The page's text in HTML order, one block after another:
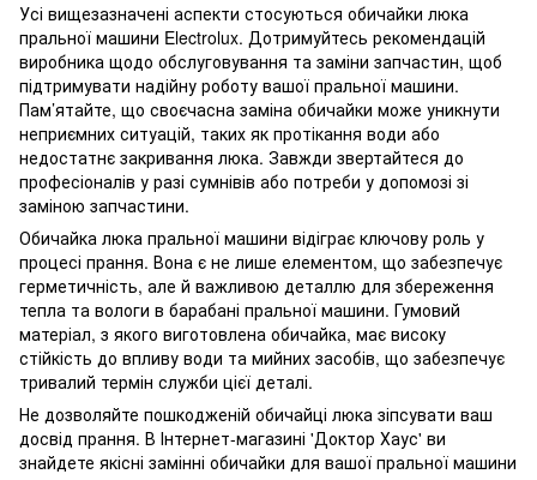
Усі вищезазначені аспекти стосуються обичайки люка
пральної машини Electrolux. Дотримуйтесь рекомендацій
виробника щодо обслуговування та заміни запчастин, щоб
підтримувати надійну роботу вашої пральної машини.
Пам’ятайте, що своєчасна заміна обичайки може уникнути
неприємних ситуацій, таких як протікання води або
недостатнє закривання люка. Завжди звертайтеся до
професіоналів у разі сумнівів або потреби у допомозі зі
заміною запчастини.
Обичайка люка пральної машини відіграє ключову роль у
процесі прання. Вона є не лише елементом, що забезпечує
герметичність, але й важливою деталлю для збереження
тепла та вологи в барабані пральної машини. Гумовий
матеріал, з якого виготовлена обичайка, має високу
стійкість до впливу води та мийних засобів, що забезпечує
тривалий термін служби цієї деталі.
Не дозволяйте пошкодженій обичайці люка зіпсувати ваш
досвід прання. В Інтернет-магазині 'Доктор Хаус' ви
знайдете якісні замінні обичайки для вашої пральної машини